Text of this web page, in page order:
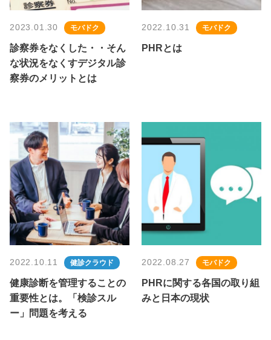
2023.01.30 モバドク
診察券をなくした・・そん
な状況をなくすデジタル診
察券のメリットとは
2022.10.31 モバドク
PHRとは
2022.10.11 健診クラウド
健康診断を管理することの
重要性とは。「検診スル
ー」問題を考える
2022.08.27 モバドク
PHRに関する各国の取り組
みと日本の現状